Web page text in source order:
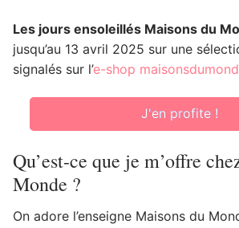
Les jours ensoleillés Maisons du
jusqu’au 13 avril 2025 sur une
signalés sur l’e-shop
J'en profite !
Qu’est-ce que je m’offre
Monde ?
On adore l’enseigne Maisons du